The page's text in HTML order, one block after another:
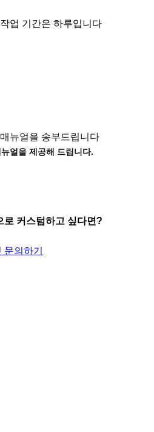
업 기간은 하루입니다
뉴얼을 송부드립니다
얼을 제공해 드립니다.
로 커스텀하고 싶다면?
문의하기